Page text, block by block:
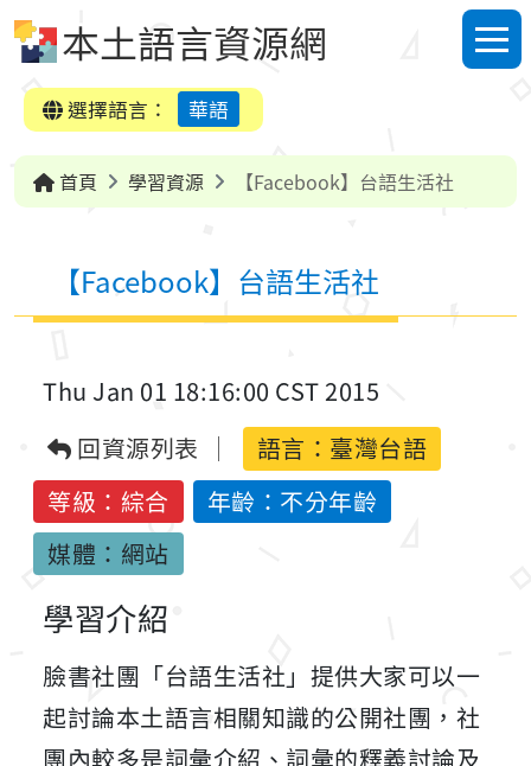
本土語言資源網
選單
選擇語言：
華語
首頁 學習資源 【Facebook】台語生活社
【Facebook】台語生活社
Thu Jan 01 18:16:00 CST 2015
回資源列表
語言： 臺灣台語
等級：綜合
年齡：不分年齡
媒體：網站
學習介紹
臉書社團「台語生活社」提供大家可以一
起討論本土語言相關知識的公開社團，社
團內較多是詞彙介紹、詞彙的釋義討論及